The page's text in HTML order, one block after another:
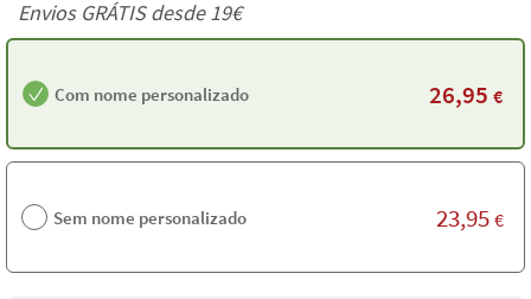
Envios GRÁTIS desde 19€
Com nome personalizado 26,95 €
Sem nome personalizado 23,95 €